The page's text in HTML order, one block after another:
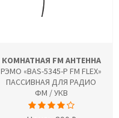
КОМНАТНАЯ FM АНТЕННА
РЭМО «BAS-5345-P FM FLEX»
ПАССИВНАЯ ДЛЯ РАДИО
ФМ / УКВ